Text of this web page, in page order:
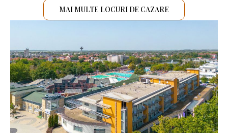
MAI MULTE LOCURI DE CAZARE